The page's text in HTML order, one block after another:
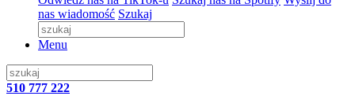
nas wiadomość Szukaj
Menu
510 777 222